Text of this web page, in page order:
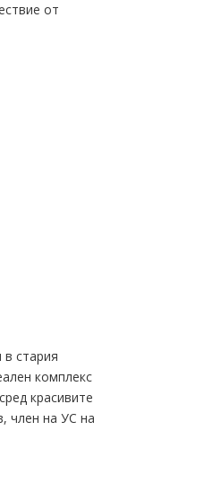
от
стария
комплекс
красивите
член на УС на